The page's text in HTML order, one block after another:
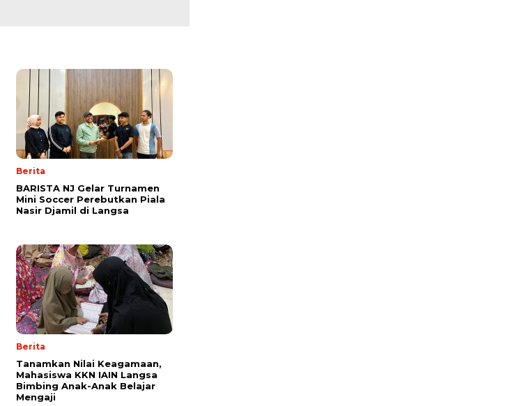
Berita
BARISTA NJ Gelar Turnamen
Mini Soccer Perebutkan Piala
Nasir Djamil di Langsa
Berita
Tanamkan Nilai Keagamaan,
Mahasiswa KKN IAIN Langsa
Bimbing Anak-Anak Belajar
Mengaji